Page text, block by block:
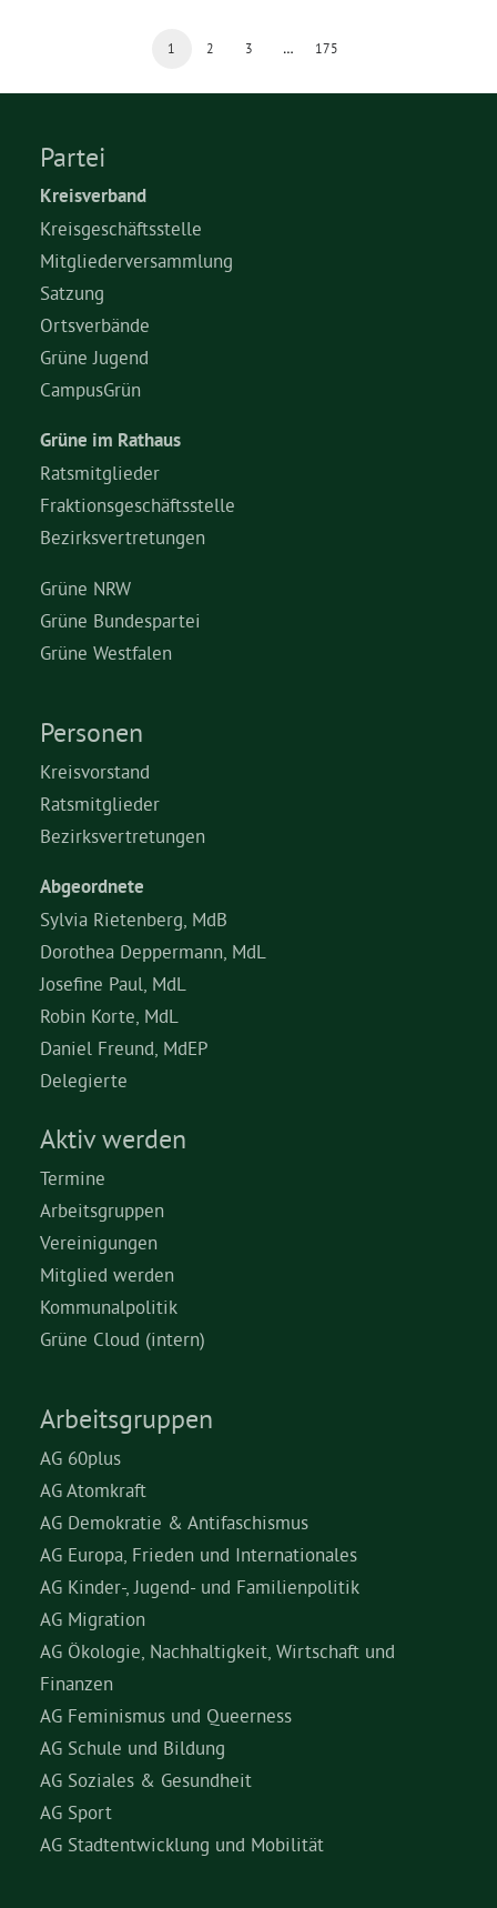
1 2 3 … 175
Partei
Kreisverband
Kreisgeschäftsstelle
Mitgliederversammlung
Satzung
Ortsverbände
Grüne Jugend
CampusGrün
Grüne im Rathaus
Ratsmitglieder
Fraktionsgeschäftsstelle
Bezirksvertretungen
Grüne NRW
Grüne Bundespartei
Grüne Westfalen
Personen
Kreisvorstand
Ratsmitglieder
Bezirksvertretungen
Abgeordnete
Sylvia Rietenberg, MdB
Dorothea Deppermann, MdL
Josefine Paul, MdL
Robin Korte, MdL
Daniel Freund, MdEP
Delegierte
Aktiv werden
Termine
Arbeitsgruppen
Vereinigungen
Mitglied werden
Kommunalpolitik
Grüne Cloud (intern)
Arbeitsgruppen
AG 60plus
AG Atomkraft
AG Demokratie & Antifaschismus
AG Europa, Frieden und Internationales
AG Kinder-, Jugend- und Familienpolitik
AG Migration
AG Ökologie, Nachhaltigkeit, Wirtschaft und
Finanzen
AG Feminismus und Queerness
AG Schule und Bildung
AG Soziales & Gesundheit
AG Sport
AG Stadtentwicklung und Mobilität